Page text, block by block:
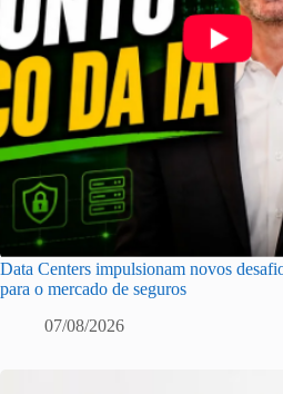
Data Centers impulsionam novos
para o mercado de seguros
07/08/2026